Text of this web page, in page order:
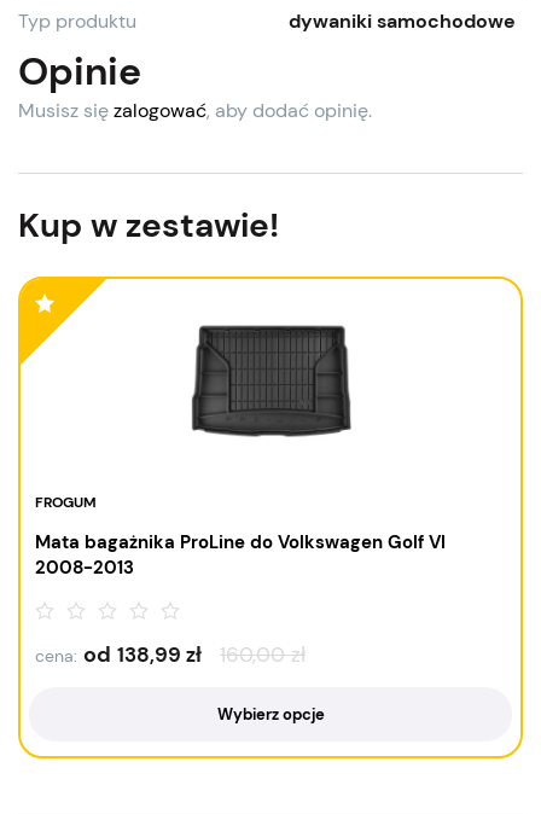
Typ produktu
dywaniki samochodowe
Opinie
Musisz sięzalogować, aby dodać opinię.
Kup w zestawie!
FROGUM
Mata bagażnika ProLine do Volkswagen Golf VI
2008-2013
cena: od 138,99 zł 160,00zł
Wybierz opcje